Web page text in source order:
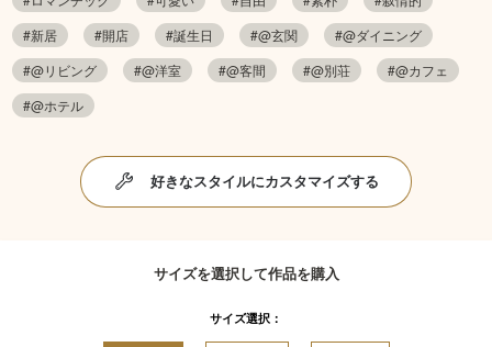
#新居
#開店 #誕生日 #@玄関
#@ダイニング
#@リビング
#@洋室 #@客間 #@別荘
#@カフェ
#@ホテル
好きなスタイルにカスタマイズする
サイズを選択して作品を購入
サイズ選択：